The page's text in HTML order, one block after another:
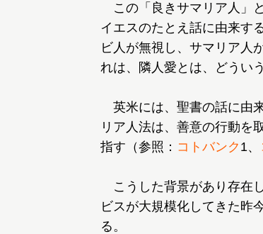
この「良きサマリア人」と
イエスのたとえ話に由来す
ビ人が無視し、サマリア人
れは、隣人愛とは、どうい
英米には、聖書の話に由
リア人法は、善意の行動を
指す（参照： コトバンク 1、
こうした背景があり存在
ビスが大規模化してきた昨今
る。